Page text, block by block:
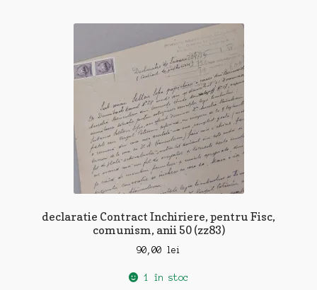
declaratie Contract Inchiriere, pentru Fisc,
comunism, anii 50 (zz83)
90,00 lei
1 în stoc